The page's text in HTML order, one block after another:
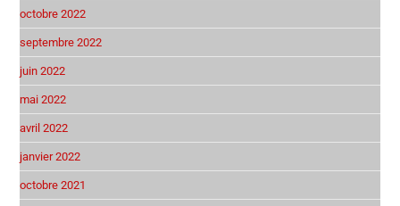
octobre 2022
septembre 2022
juin 2022
mai 2022
avril 2022
janvier 2022
octobre 2021